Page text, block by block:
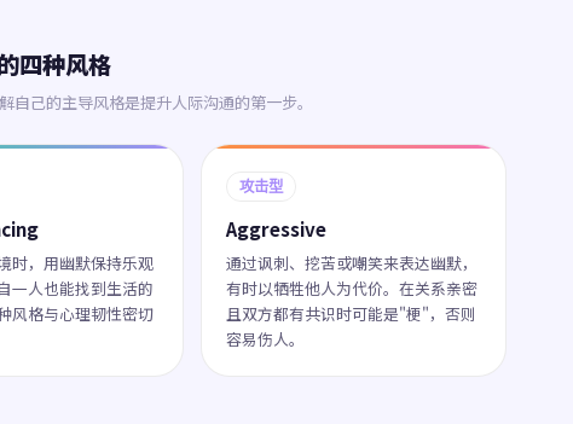
四种风格
己的主导风格是提升人际沟通的第一步。
时，用幽默保持乐观
一人也能找到生活的
风格与心理韧性密切
攻击型
Aggressive
通过讽刺、挖苦或嘲笑来表达幽默，
有时以牺牲他人为代价。在关系亲密
且双方都有共识时可能是"梗"，否则
容易伤人。